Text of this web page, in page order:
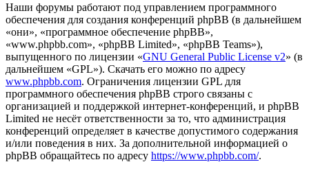
Наши форумы работают под управлением программного
обеспечения для создания конференций phpBB (в дальнейшем
«они», «программное обеспечение phpBB»,
«www.phpbb.com», «phpBB Limited», «phpBB Teams»),
выпущенного по лицензии «GNU General Public License v2» (в
дальнейшем «GPL»). Скачать его можно по адресу
www.phpbb.com. Ограничения лицензии GPL для
программного обеспечения phpBB строго связаны с
организацией и поддержкой интернет-конференций, и phpBB
Limited не несёт ответственности за то, что администрация
конференций определяет в качестве допустимого содержания
и/или поведения в них. За дополнительной информацией о
phpBB обращайтесь по адресу https://www.phpbb.com/.